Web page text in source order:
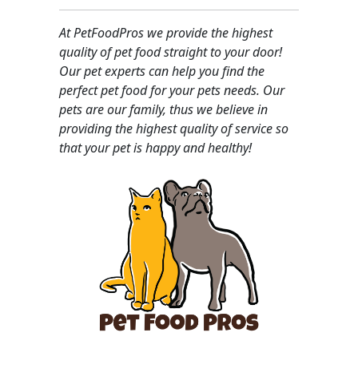
At PetFoodPros we provide the highest
quality of pet food straight to your door!
Our pet experts can help you find the
perfect pet food for your pets needs. Our
pets are our family, thus we believe in
providing the highest quality of service so
that your pet is happy and healthy!